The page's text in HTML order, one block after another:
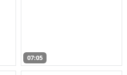
07:05